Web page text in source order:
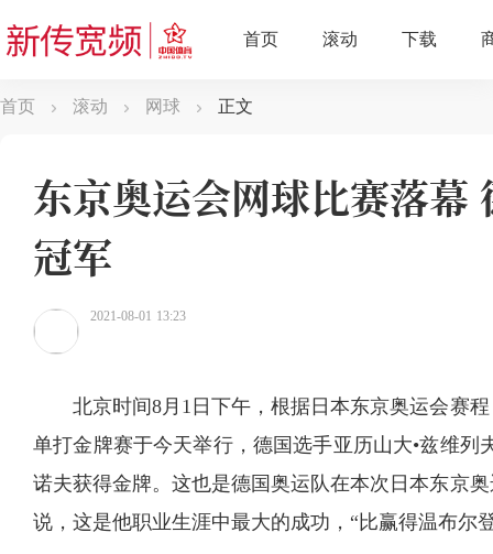
首页 滚动 网球 正文
东京奥运会网球比赛落幕
冠军
2021-08-01 13:23
北京时间8月1日下午，根据日本东京奥运会赛
单打金牌赛于今天举行，德国选手亚历山大•兹维
诺夫获得金牌。这也是德国奥运队在本次日本东京
说，这是他职业生涯中最大的成功，“比赢得温布尔